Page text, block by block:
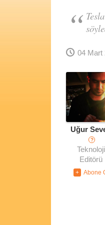
04 Mart
Uğur
?
Teknoloji
Editörü